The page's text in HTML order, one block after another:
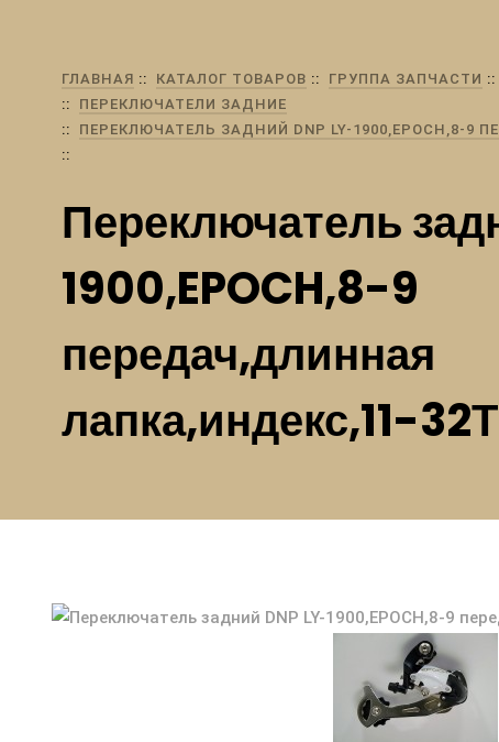
ГЛАВНАЯ КАТАЛОГ ТОВАРОВ
ГРУППА ЗАПЧАСТИ
ПЕРЕКЛЮЧАТЕЛИ ЗАДНИЕ
ПЕРЕКЛЮЧАТЕЛЬ ЗАДНИЙ DNP LY-1900,EPOCH,8-
Переключатель
1900,EPOCH,8-9
передач,длинная
лапка,индекс,11-32Т